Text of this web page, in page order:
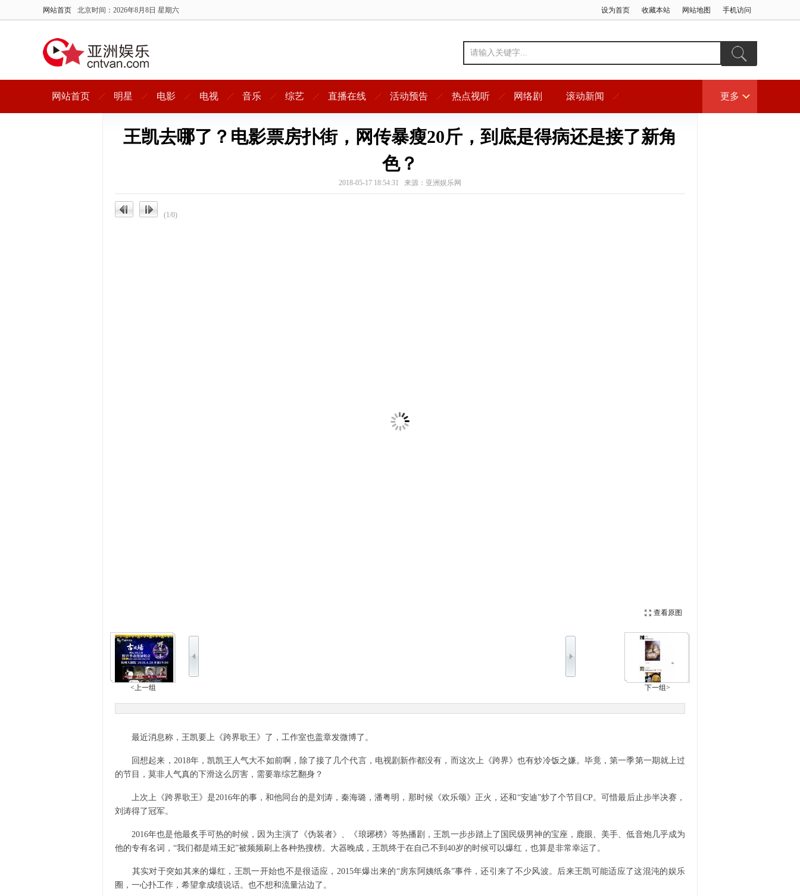
网站首页 北京时间： 2026年8月8日 星期六 设为首页 收藏本站 网站地图 手机访问
网站首页 明星 电影 电视 音乐 综艺 直播在线 活动预告 热点视听 网络剧 滚动新闻 更多
王凯去哪了？电影票房扑街，网传暴瘦20斤，到底是得病还是接了新角
色？
2018-05-17 18:54:31 来源：亚洲娱乐网
(1/0)
查看原图
<上一组 下一组>
最近消息称，王凯要上《跨界歌王》了，工作室也盖章发微博了。
回想起来，2018年，凯凯王人气大不如前啊，除了接了几个代言，电视剧新作都没有，而这次上《跨界》也有炒冷饭之嫌。毕竟，第一季第一期就上过
的节目，莫非人气真的下滑这么厉害，需要靠综艺翻身？
上次上《跨界歌王》是2016年的事，和他同台的是刘涛，秦海璐，潘粤明，那时候《欢乐颂》正火，还和“安迪”炒了个节目CP。可惜最后止步半决赛，
刘涛得了冠军。
2016年也是他最炙手可热的时候，因为主演了《伪装者》、《琅琊榜》等热播剧，王凯一步步踏上了国民级男神的宝座，鹿眼、美手、低音炮几乎成为
他的专有名词，“我们都是靖王妃”被频频刷上各种热搜榜。大器晚成，王凯终于在自己不到40岁的时候可以爆红，也算是非常幸运了。
其实对于突如其来的爆红，王凯一开始也不是很适应，2015年爆出来的“房东阿姨纸条”事件，还引来了不少风波。后来王凯可能适应了这混沌的娱乐
圈，一心扑工作，希望拿成绩说话。也不想和流量沾边了。